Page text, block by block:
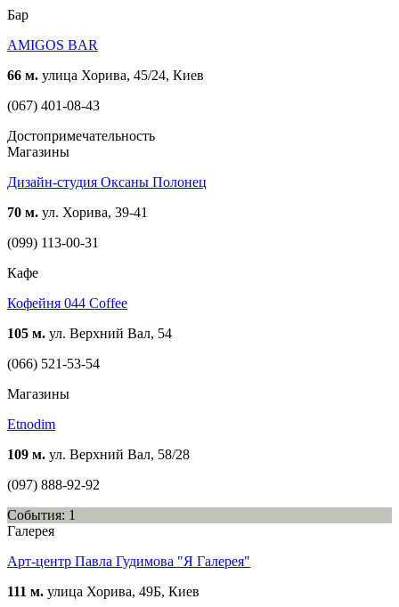
Бар
AMIGOS BAR
66 м. улица Хорива, 45/24, Киев
(067) 401-08-43
Достопримечательность
Магазины
Дизайн-студия Оксаны Полонец
70 м. ул. Хорива, 39-41
(099) 113-00-31
Кафе
Кофейня 044 Сoffee
105 м. ул. Верхний Вал, 54
(066) 521-53-54
Магазины
Etnodim
109 м. ул. Верхний Вал, 58/28
(097) 888-92-92
События: 1
Галерея
Арт-центр Павла Гудимова "Я Галерея"
111 м. улица Хорива, 49Б, Киев